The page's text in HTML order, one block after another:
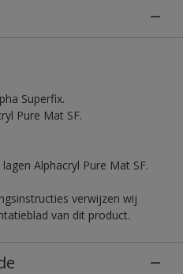
Superfix.
Pure Mat SF.
Alphacryl Pure Mat SF.
verwijzen wij
van dit product.